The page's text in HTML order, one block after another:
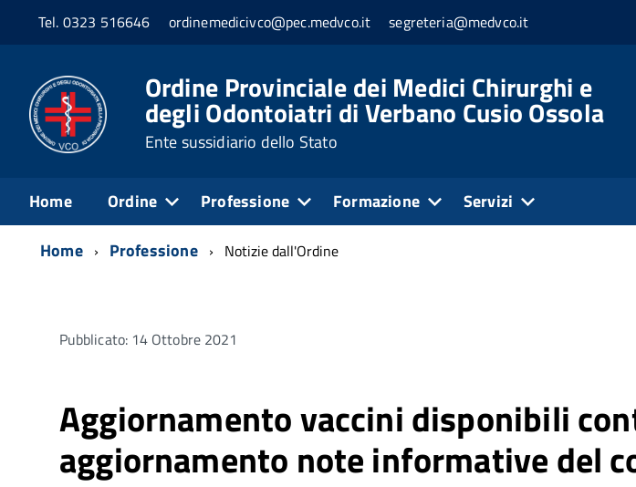
Tel. 0323 516646 ordinemedicivco@pec.medvco.it segreteria@medvco.it
Ordine Provinciale dei Medici Chirurghi e
degli Odontoiatri di Verbano Cusio Ossola
Ente sussidiario dello Stato
Home Ordine Professione Formazione Servizi
Home Professione Notizie dall'Ordine
Pubblicato: 14 Ottobre 2021
Aggiornamento vaccini disponibili
aggiornamento note informative del